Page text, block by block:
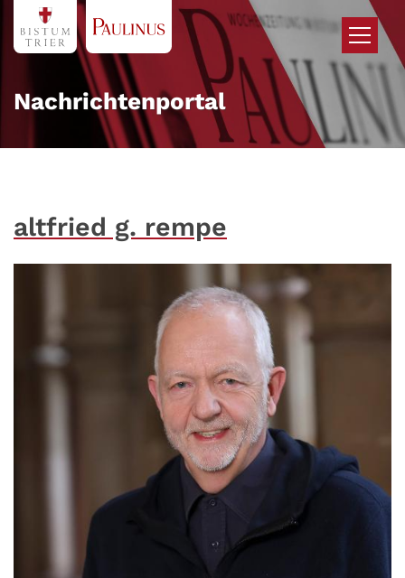
Zum Inhalt springen
Nachrichtenportal
altfried g. rempe